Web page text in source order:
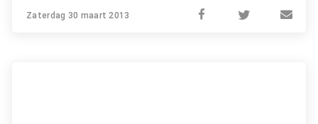
Zaterdag 30 maart 2013